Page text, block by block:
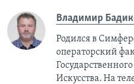
Владимир
Родился в
операторский
Искусства. На